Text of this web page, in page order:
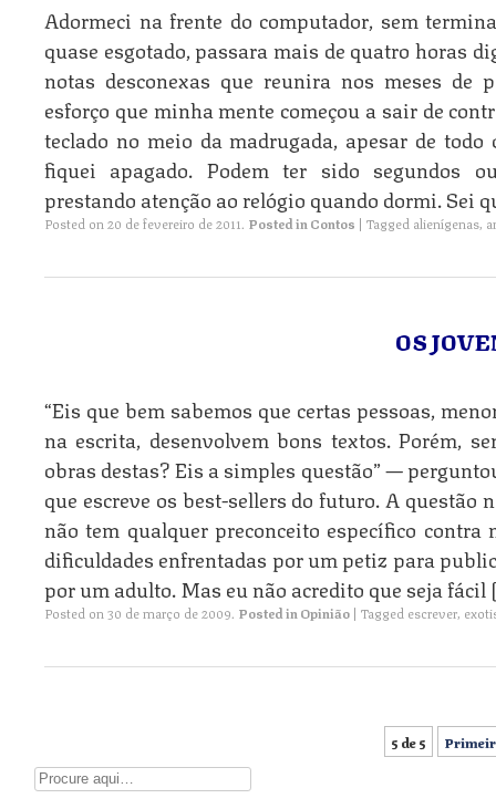
Adormeci na frente do computador, sem
quase esgotado, passara mais de quatro horas
notas desconexas que reunira nos meses de
esforço que minha mente começou a sair de
teclado no meio da madrugada, apesar de
fiquei apagado. Podem ter sido segundos
prestando atenção ao relógio quando dormi. Sei
Posted on 20 de fevereiro de 2011. Posted in Contos | Tagged alienígenas,
OS
“Eis que bem sabemos que certas pessoas,
na escrita, desenvolvem bons textos. Porém,
obras destas? Eis a simples questão” —
que escreve os best-sellers do futuro. A questão
não tem qualquer preconceito específico contra
dificuldades enfrentadas por um petiz para
por um adulto. Mas eu não acredito que seja
Posted on30 de março de 2009. Posted inOpinião | Tagged escrever,
5 de 5
Digite aqui